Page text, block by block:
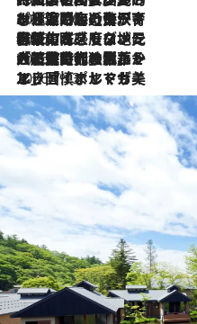
2026.7.26
ポルトガル近海が育む極上の海の幸。キリリと冷えた白ワインと愉しむ、シーフード専門店の贅沢
2026.7.22
伝統の味をモダンに昇華。高感度な地元客が集う、リスボンの最旬ガストロノミー
2026.7.21
大航海時代の栄華から、震災、独裁、そして革命へ。ポルトガル・首都リスボンの石畳に刻まれた「歴史の光と影」
2026.7.13
エッセイ・ヤマザキマリ「慎ましくも美しき国 ポルトガル」